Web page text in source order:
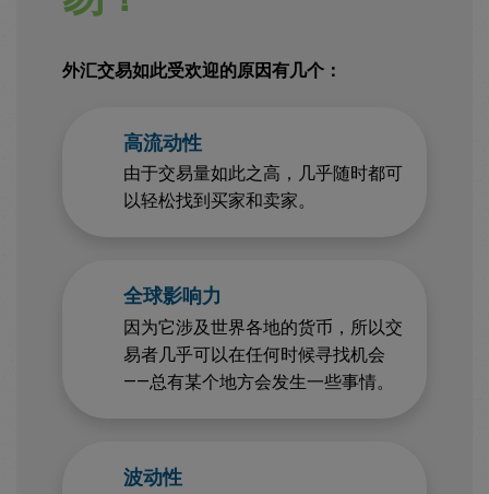
外汇交易如此受欢迎的原因有几个：
高流动性
由于交易量如此之高，几乎随时都可
以轻松找到买家和卖家。
全球影响力
因为它涉及世界各地的货币，所以交
易者几乎可以在任何时候寻找机会
——总有某个地方会发生一些事情。
波动性